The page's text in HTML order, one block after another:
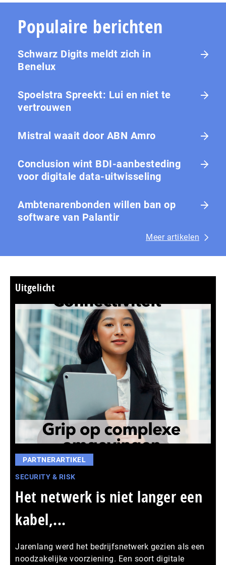
Populaire berichten
Schwarz Digits meldt zich in
Benelux
Spoelstra Spreekt: Lui en niet te
vertrouwen
Mistral waait door ABN Amro
Conclusion wint BDI-aanbesteding
voor digitale data-uitwisseling
Ambtenarenbonden willen ban op
software van Palantir
Meer artikelen
Uitgelicht
PARTNERARTIKEL
SECURITY & RISK
Het netwerk is niet langer een
kabel,...
Jarenlang werd het bedrijfsnetwerk gezien als een
noodzakelijke voorziening. Een soort digitale